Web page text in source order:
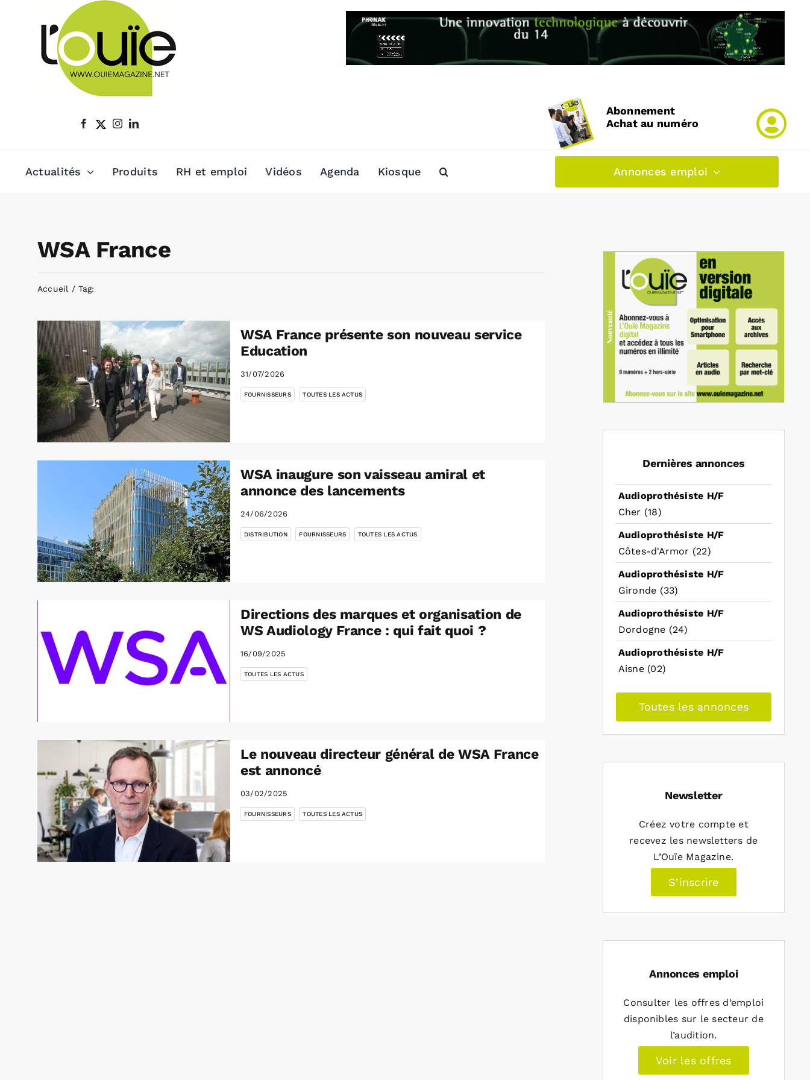
Abonnement
Achat au numéro
Actualités Produits RH et emploi Vidéos Agenda Kiosque Annonces emploi
WSA France
Accueil Tag:
WSA France présente son nouveau service
Education
31/07/2026
FOURNISSEURS TOUTES LES ACTUS
WSA inaugure son vaisseau amiral et
annonce des lancements
24/06/2026
DISTRIBUTION FOURNISSEURS TOUTES LES ACTUS
Directions des marques et organisation de
WS Audiology France : qui fait quoi ?
16/09/2025
TOUTES LES ACTUS
Le nouveau directeur général de WSA France
est annoncé
03/02/2025
FOURNISSEURS TOUTES LES ACTUS
Dernières annonces
Audioprothésiste H/F
Cher (18)
Audioprothésiste H/F
Côtes-d'Armor (22)
Audioprothésiste H/F
Gironde (33)
Audioprothésiste H/F
Dordogne (24)
Audioprothésiste H/F
Aisne (02)
Toutes les annonces
Newsletter
Créez votre compte et
recevez les newsletters de
L’Ouïe Magazine.
S’inscrire
Annonces emploi
Consulter les offres d’emploi
disponibles sur le secteur de
l’audition.
Voir les offres